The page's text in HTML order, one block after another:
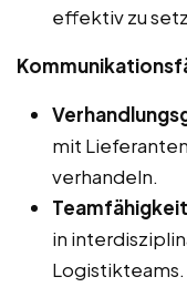
effektiv zu
mit
verhandeln.
in
Logistikteams.